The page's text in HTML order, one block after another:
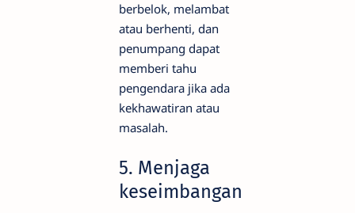
berbelok, melambat
atau berhenti, dan
penumpang dapat
memberi tahu
pengendara jika ada
kekhawatiran atau
masalah.
5. Menjaga
keseimbangan